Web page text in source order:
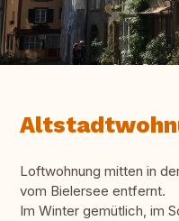
Loftwohnung mitten in
vom Bielersee entfernt.
Im Winter gemütlich, im